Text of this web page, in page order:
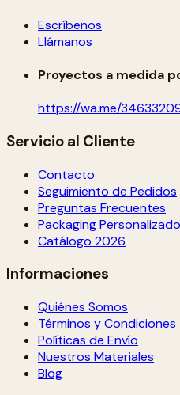
Escríbenos
Llámanos
Proyectos a medida
https://wa.me/
Servicio al Cliente
Contacto
Seguimiento de Pedidos
Preguntas Frecuentes
Packaging Personalizado
Catálogo 2026
Informaciones
Quiénes Somos
Términos y Condiciones
Políticas de Envío
Nuestros Materiales
Blog